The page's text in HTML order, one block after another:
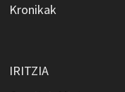
Kronikak
IRITZIA